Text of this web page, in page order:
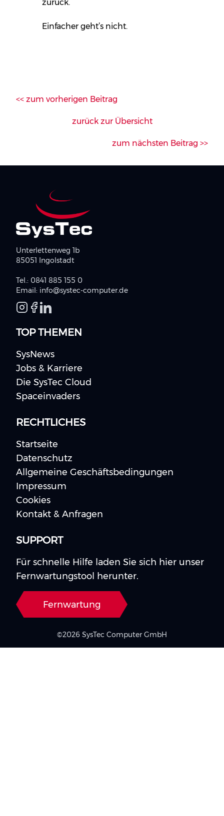
zurück.
Einfacher geht’s nicht.
<< zum vorherigen Beitrag
zurück zur Übersicht
zum nächsten Beitrag >>
Unterlettenweg 1b
85051 Ingolstadt
Tel.: 0841 885 155 0
Email: info@systec-computer.de
TOP THEMEN
SysNews
Jobs & Karriere
Die SysTec Cloud
Spaceinvaders
RECHTLICHES
Startseite
Datenschutz
Allgemeine Geschäftsbedingungen
Impressum
Cookies
Kontakt & Anfragen
SUPPORT
Für schnelle Hilfe laden Sie sich hier unser
Fernwartungstool herunter.
Fernwartung
©2026 SysTec Computer GmbH